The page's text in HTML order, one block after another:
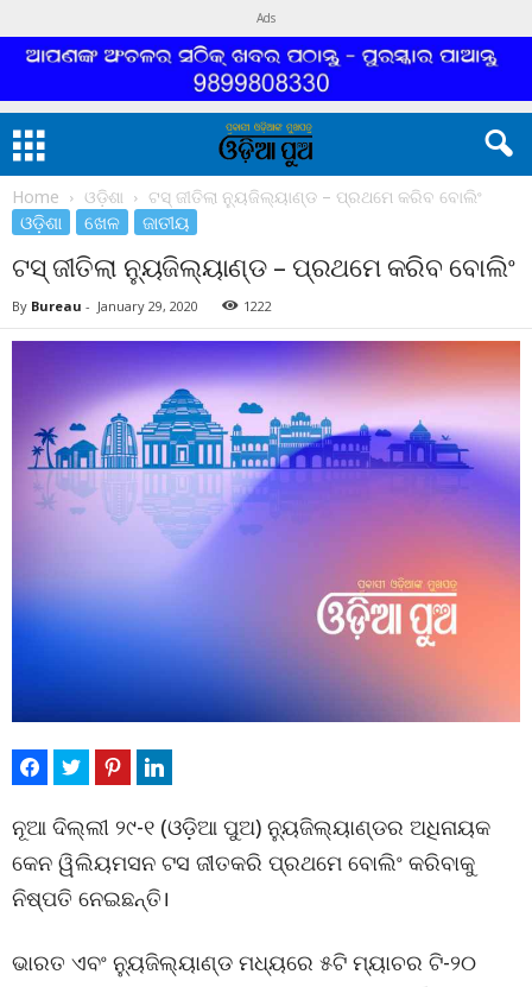
Ads
Home ଓଡ଼ିଶା ଟସ୍ ଜୀତିଲା ନ୍ୟୁଜିଲ୍ୟାଣ୍ଡ – ପ୍ରଥମେ କରିବ ବୋଲିଂ
ଓଡ଼ିଶା ଖେଳ ଜାତୀୟ
ଟସ୍ ଜୀତିଲା ନ୍ୟୁଜିଲ୍ୟାଣ୍ଡ – ପ୍ରଥମେ କରିବ ବୋଲିଂ
By Bureau - January 29, 2020 1222
ନୂଆ ଦିଲ୍ଲୀ ୨୯-୧ (ଓଡ଼ିଆ ପୁଅ) ନ୍ୟୁଜିଲ୍ୟାଣ୍ଡର ଅଧିନାୟକ
କେନ ୱିଲିୟମସନ ଟସ ଜୀତକରି ପ୍ରଥମେ ବୋଲିଂ କରିବାକୁ
ନିଷ୍ପତି ନେଇଛନ୍ତି।
ଭାରତ ଏବଂ ନ୍ୟୁଜିଲ୍ୟାଣ୍ଡ ମଧ୍ୟରେ ୫ଟି ମ୍ୟାଚର ଟି-୨୦